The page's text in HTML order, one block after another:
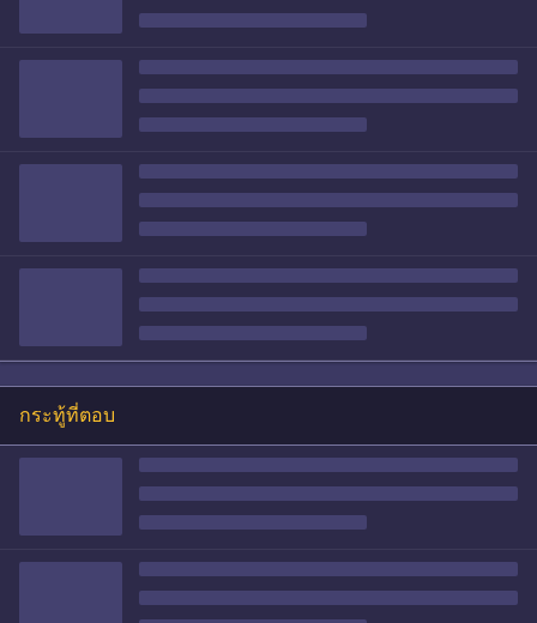
กระทู้ที่ตอบ